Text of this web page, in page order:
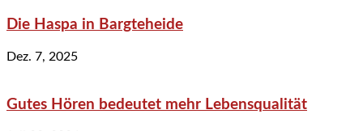
Die Haspa in Bargteheide
Dez. 7, 2025
Gutes Hören bedeutet mehr Lebensqualität